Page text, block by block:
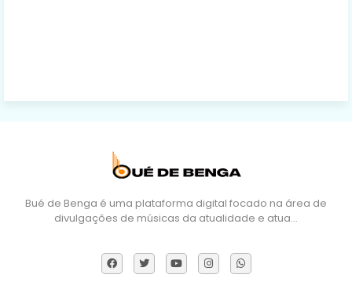
Bué de Benga é uma plataforma digital focado na área de
divulgações de músicas da atualidade e atua…